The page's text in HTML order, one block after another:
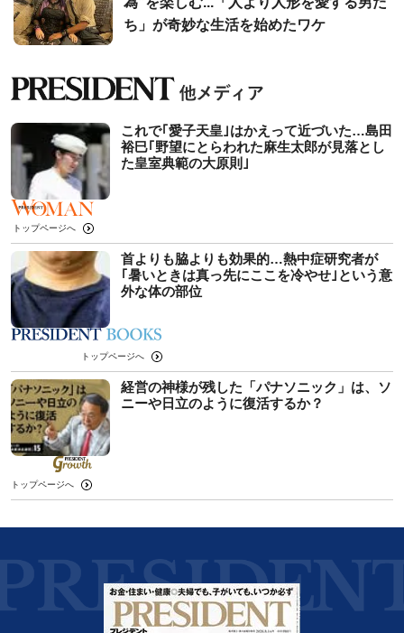
ち」が奇妙な生活を始めたワケ
これで｢愛子天皇｣はかえって近づいた…島田
裕巳｢野望にとらわれた麻生太郎が見落とし
た皇室典範の大原則｣
トップページへ
首よりも脇よりも効果的…熱中症研究者が
｢暑いときは真っ先にここを冷やせ｣という意
外な体の部位
トップページへ
経営の神様が残した「パナソニック」は、ソ
ニーや日立のように復活するか？
トップページへ